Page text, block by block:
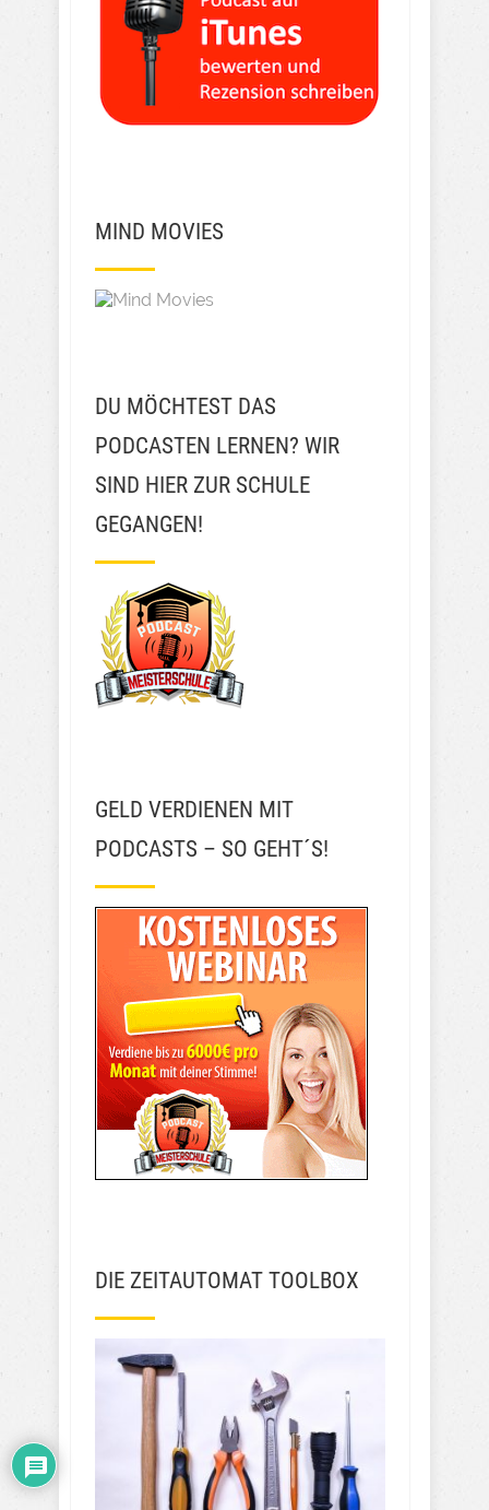
MIND MOVIES
DU MÖCHTEST DAS
PODCASTEN LERNEN? WIR
SIND HIER ZUR SCHULE
GEGANGEN!
GELD VERDIENEN MIT
PODCASTS – SO GEHT´S!
DIE ZEITAUTOMAT TOOLBOX